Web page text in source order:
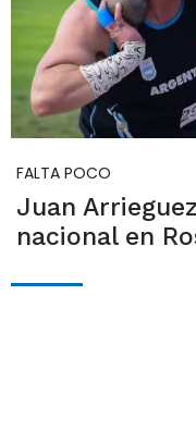
FALTA POCO
Juan
nacional en